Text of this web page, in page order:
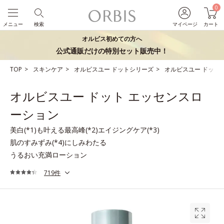
マイページ
0
カート
検索
メニュー
オルビス初めての方へ
公式通販だけの特別セット販売中！
TOP スキンケア オルビスユー ドットシリーズ オルビスユー ドット
オルビスユー ドット エッセンスロ
ーション
美白(*1)も叶える最高峰(*2)エイジングケア(*3)
肌のすみずみ(*4)にしみわたる
うるおい充満ローション
719件